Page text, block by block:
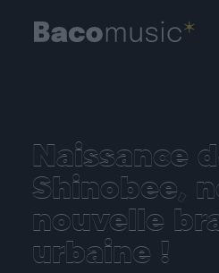
Naissance
Shinobee,
nouvelle
urbaine !